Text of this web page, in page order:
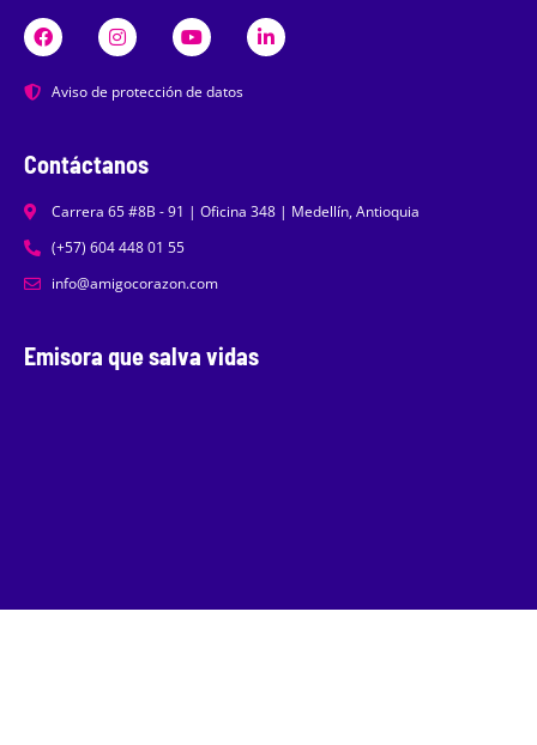
Aviso de protección de datos
Contáctanos
Carrera 65 #8B - 91 | Oficina 348 | Medellín, Antioquia
(+57) 604 448 01 55
info@amigocorazon.com
Emisora que salva vidas